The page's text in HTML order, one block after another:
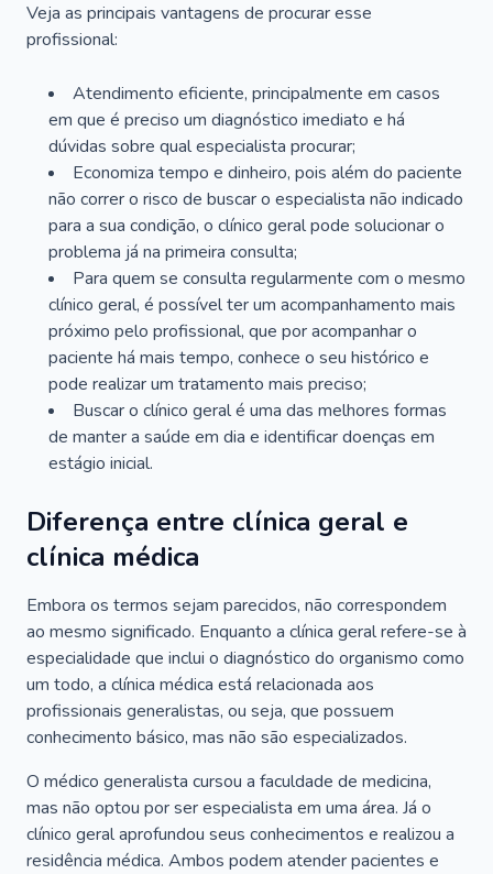
Veja as principais vantagens de procurar esse
profissional:
Atendimento eficiente, principalmente em casos
em que é preciso um diagnóstico imediato e há
dúvidas sobre qual especialista procurar;
Economiza tempo e dinheiro, pois além do paciente
não correr o risco de buscar o especialista não indicado
para a sua condição, o clínico geral pode solucionar o
problema já na primeira consulta;
Para quem se consulta regularmente com o mesmo
clínico geral, é possível ter um acompanhamento mais
próximo pelo profissional, que por acompanhar o
paciente há mais tempo, conhece o seu histórico e
pode realizar um tratamento mais preciso;
Buscar o clínico geral é uma das melhores formas
de manter a saúde em dia e identificar doenças em
estágio inicial.
Diferença entre clínica geral e
clínica médica
Embora os termos sejam parecidos, não correspondem
ao mesmo significado. Enquanto a clínica geral refere-se à
especialidade que inclui o diagnóstico do organismo como
um todo, a clínica médica está relacionada aos
profissionais generalistas, ou seja, que possuem
conhecimento básico, mas não são especializados.
O médico generalista cursou a faculdade de medicina,
mas não optou por ser especialista em uma área. Já o
clínico geral aprofundou seus conhecimentos e realizou a
residência médica. Ambos podem atender pacientes e